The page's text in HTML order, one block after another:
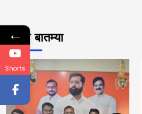
ताज्या बातम्या
←
Shorts